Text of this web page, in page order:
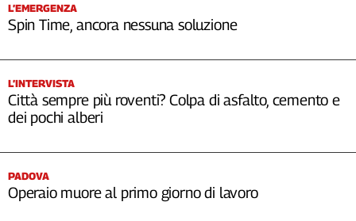
Newsletter
L’EMERGENZA
Spin Time, ancora nessuna soluzione
L’INTERVISTA
Città sempre più roventi? Colpa di asfalto, cemento e
dei pochi alberi
PADOVA
Operaio muore al primo giorno di lavoro